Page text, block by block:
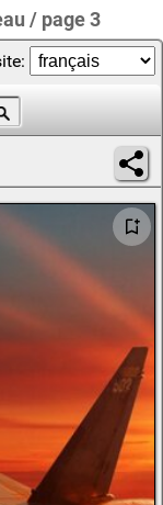
/ page 3